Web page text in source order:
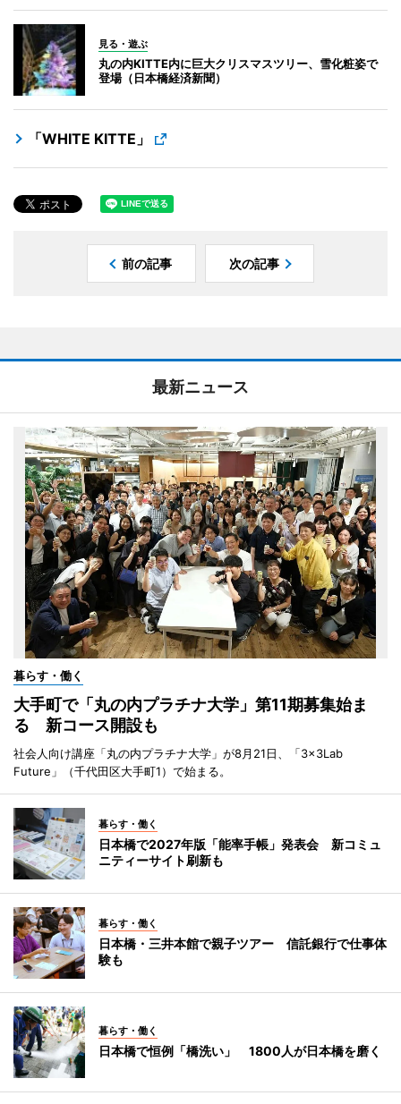
見る・遊ぶ
丸の内KITTE内に巨大クリスマスツリー、雪化粧姿で
登場（日本橋経済新聞）
「WHITE KITTE」
前の記事 次の記事
最新ニュース
暮らす・働く
大手町で「丸の内プラチナ大学」第11期募集始ま
る 新コース開設も
社会人向け講座「丸の内プラチナ大学」が8月21日、「3×3Lab
Future」（千代田区大手町1）で始まる。
暮らす・働く
日本橋で2027年版「能率手帳」発表会 新コミュ
ニティーサイト刷新も
暮らす・働く
日本橋・三井本館で親子ツアー 信託銀行で仕事体
験も
暮らす・働く
日本橋で恒例「橋洗い」 1800人が日本橋を磨く